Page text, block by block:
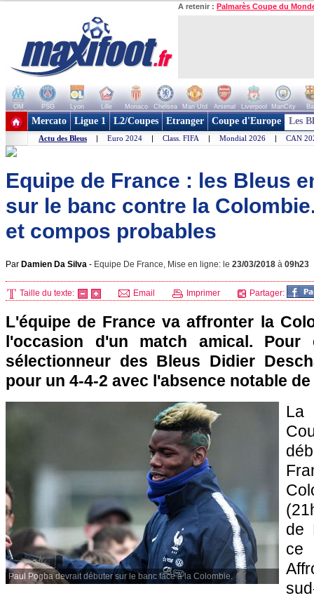
A retenir : Palmarès Coupe du
OM PSG Lyon Lille Monaco Chelsea Man Utd Arsenal Liverpool ManCity
+ de clubs
Mercato Ligue 1 L2/Coupes Etranger Coupe d'Europe Les
Actu des Bleus | Euro 2024 | Class. FIFA | Mondial 2026 | CAN
Equipe de France : les Bleus
sur le banc contre la
et compos probables
Par Damien Da Silva - Equipe De France, Mise en ligne: le 23/03/2018 à 09h23
Taille du texte: Email Imprimer Partager:
L'équipe de France va affronter la
l'occasion d'un match amical. Pour
sélectionneur des Bleus Didier
pour un 4-4-2 avec l'absence notable
Paul Pogba devrait débuter sur le banc face à la Colombie.
La
de
ce